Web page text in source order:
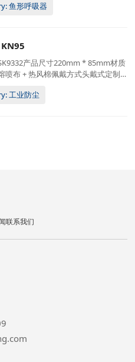
厘米, 5公斤/箱
鱼形呼吸器
产品尺寸220mm * 85mm材质
喷布 + 热风棉佩戴方式头戴式定制
厘米, 5公斤/箱
工业防尘
联系我们